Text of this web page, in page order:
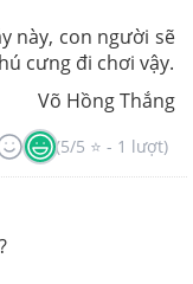
này, con người sẽ
cưng đi chơi vậy.
Võ Hồng Thắng
(5/5 ⭐ - 1 lượt)